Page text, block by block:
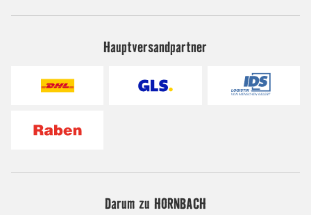
Hauptversandpartner
Darum zu HORNBACH